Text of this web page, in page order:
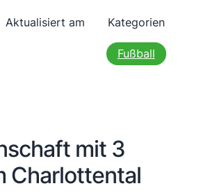
Aktualisiert am Kategorien
Fußball
mit 3
Charlottental